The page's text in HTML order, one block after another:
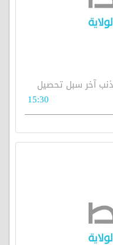
الإقرار بالذنب آخر سبل تحصيل
15:30